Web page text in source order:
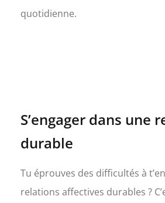
quotidienne.
S’engager dans une
durable
Tu éprouves des difficultés à
relations affectives durables ?